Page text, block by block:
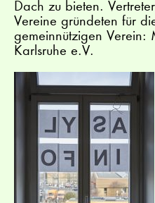
Dach zu bieten.
Vereine gründeten für
gemeinnützigen Verein:
Karlsruhe e.V.